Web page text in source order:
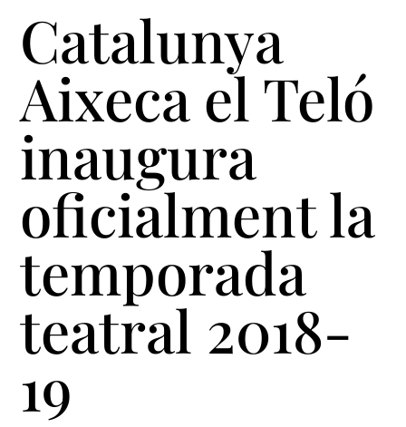
Catalunya
Aixeca el Teló
inaugura
oficialment la
temporada
teatral 2018-
19